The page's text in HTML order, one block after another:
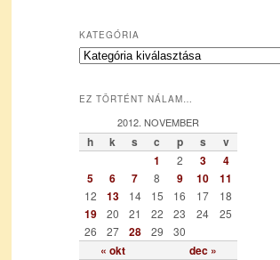
KATEGÓRIA
K
e
r
EZ TÖRTÉNT NÁLAM…
2012. NOVEMBER
h k s c p s v
« okt dec »
1 2 3
4
5
6 7 8 9 10 11
12 13 14 15 16 17 18
19 20 21 22 23 24
25
26
27 28 29 30